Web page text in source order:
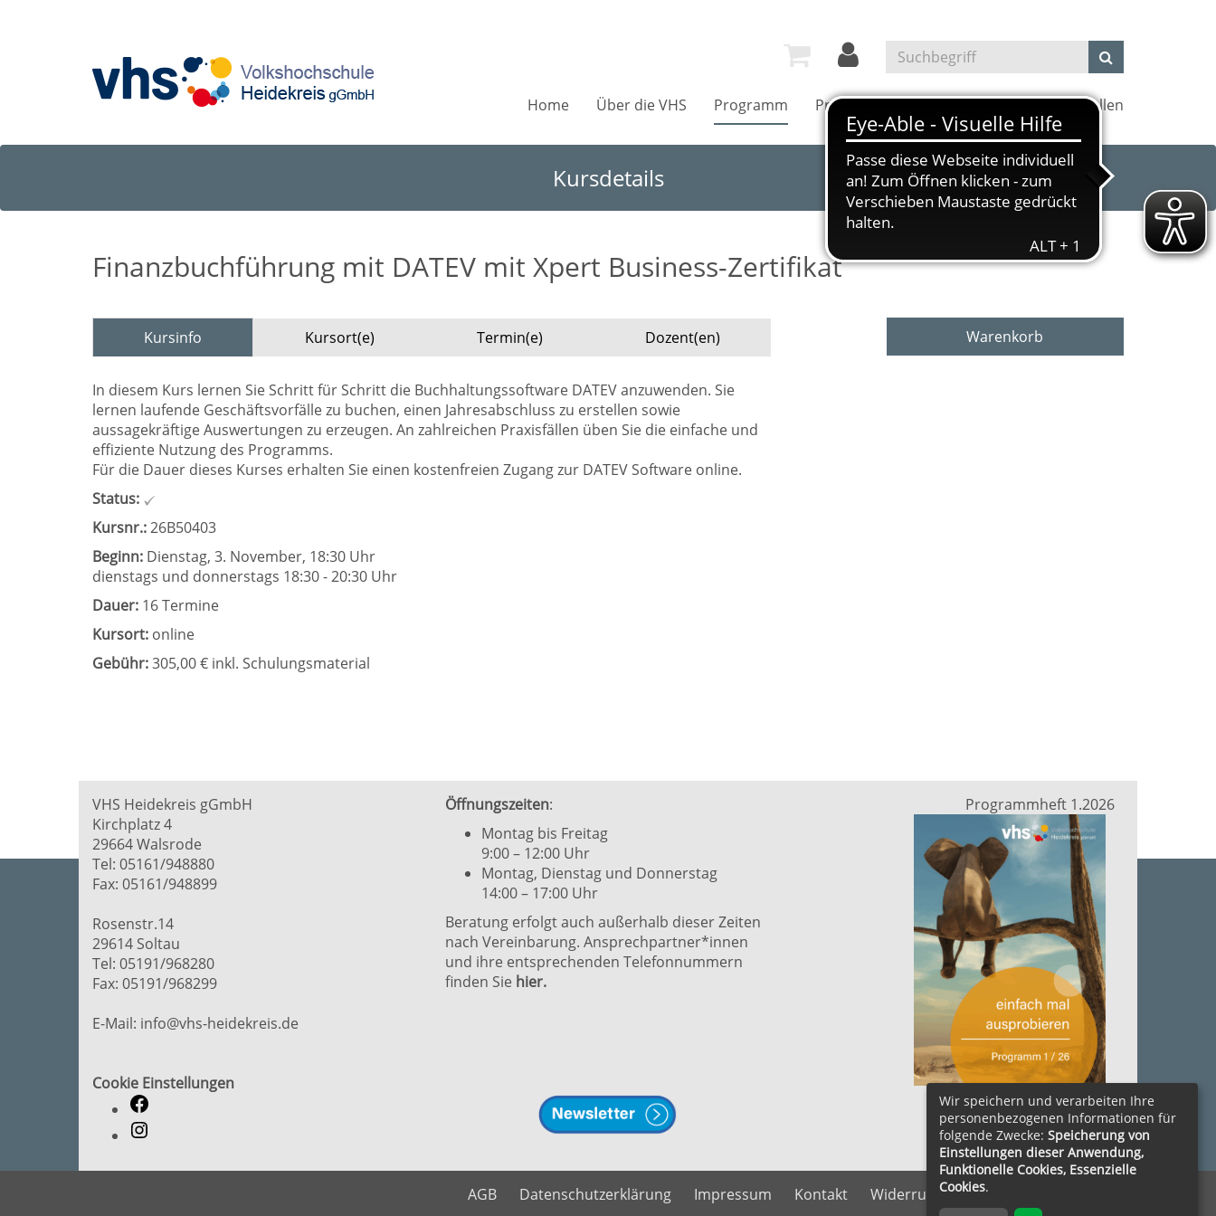
Home Über die VHS Programm Projekte Kultur und Kino Außenstellen
Kursdetails
Finanzbuchführung mit DATEV mit Xpert Business-Zertifikat
Kursinfo Kursort(e) Termin(e) Dozent(en)
In diesem Kurs lernen Sie Schritt für Schritt die Buchhaltungssoftware DATEV anzuwenden. Sie
lernen laufende Geschäftsvorfälle zu buchen, einen Jahresabschluss zu erstellen sowie
aussagekräftige Auswertungen zu erzeugen. An zahlreichen Praxisfällen üben Sie die einfache und
effiziente Nutzung des Programms.
Für die Dauer dieses Kurses erhalten Sie einen kostenfreien Zugang zur DATEV Software online.
Status:
Kursnr.:26B50403
Beginn: Dienstag, 3. November, 18:30 Uhr
dienstags und donnerstags 18:30 - 20:30 Uhr
Dauer: 16 Termine
Kursort: online
Gebühr:305,00 € inkl. Schulungsmaterial
Warenkorb
VHS Heidekreis gGmbH
Kirchplatz 4
29664 Walsrode
Tel: 05161/948880
Fax: 05161/948899
Rosenstr.14
29614 Soltau
Tel: 05191/968280
Fax: 05191/968299
E-Mail: info@vhs-heidekreis.de
Cookie Einstellungen
Öffnungszeiten:
Montag bis Freitag
9:00 – 12:00 Uhr
Montag, Dienstag und Donnerstag
14:00 – 17:00 Uhr
Beratung erfolgt auch außerhalb dieser Zeiten
nach Vereinbarung. Ansprechpartner*innen
und ihre entsprechenden Telefonnummern
finden Sie hier.
Programmheft 1.2026
zum Herunterladen ....
AGB Datenschutzerklärung Impressum Kontakt Widerrufsrecht
Wir speichern und verarbeiten Ihre
personenbezogenen Informationen für
folgende Zwecke: Speicherung von
Einstellungen dieser Anwendung,
Funktionelle Cookies, Essenzielle
Cookies.